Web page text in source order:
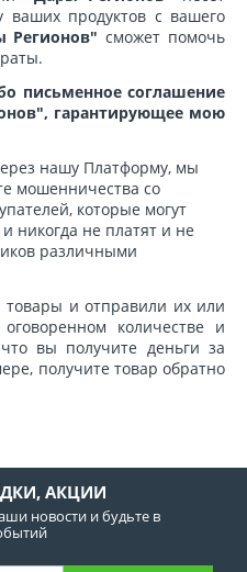
ваших продуктов с вашего
Регионов"сможет помочь
письменное соглашение
гарантирующее мою
нашу Платформу, мы
мошенничества со
которые могут
никогда не платят и не
различными
и отправили их или
количестве и
вы получите деньги за
получите товар обратно
АКЦИИ
новости и будьте в